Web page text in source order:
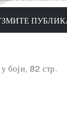
боји, 82 стр.